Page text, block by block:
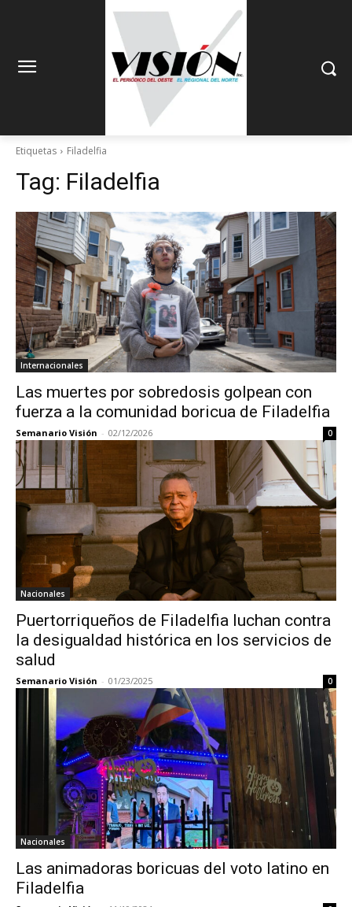
Etiquetas Filadelfia
Tag: Filadelfia
Internacionales
Las muertes por sobredosis golpean con
fuerza a la comunidad boricua de Filadelfia
Semanario Visión - 02/12/2026 0
Nacionales
Puertorriqueños de Filadelfia luchan contra
la desigualdad histórica en los servicios de
salud
Semanario Visión - 01/23/2025 0
Nacionales
Las animadoras boricuas del voto latino en
Filadelfia